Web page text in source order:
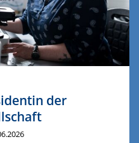
der